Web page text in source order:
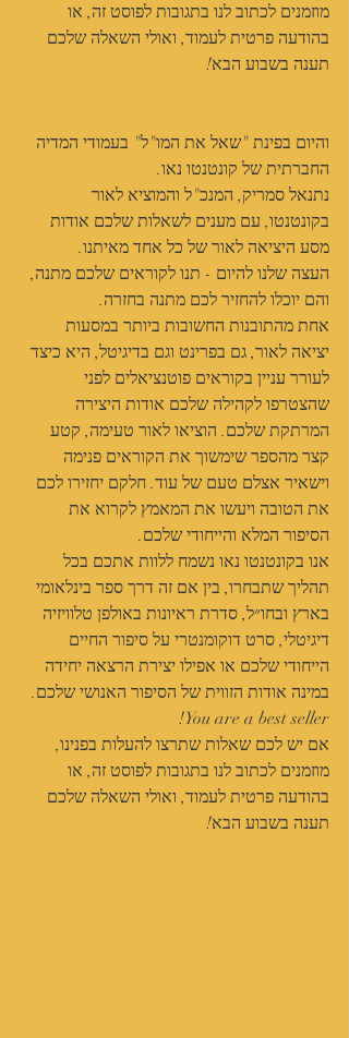
מוזמנים לכתוב לנו בתגובות לפוסט זה, או
בהודעה פרטית לעמוד, ואולי השאלה שלכם
תענה בשבוע הבא!
והיום בפינת "שאל את המו"ל" בעמודי המדיה
החברתית של קונטנטו נאו.
נתנאל סמריק, המנכ"ל והמוציא לאור
בקונטנטו, עם מענים לשאלות שלכם אודות
מסע היציאה לאור של כל אחד מאיתנו.
העצה שלנו להיום - תנו לקוראים שלכם מתנה,
והם יוכלו להחזיר לכם מתנה בחזרה.
אחת מהתובנות החשובות ביותר במסעות
יציאה לאור, גם בפרינט וגם בדיגיטל, היא כיצד
לעורר עניין בקוראים פוטנציאלים לפני
שהצטרפו לקהילה שלכם אודות היצירה
המרתקת שלכם. הוציאו לאור טעימה, קטע
קצר מהספר שימשוך את הקוראים פנימה
וישאיר אצלם טעם של עוד. חלקם יחזירו לכם
את הטובה ויעשו את המאמץ לקרוא את
הסיפור המלא והייחודי שלכם.
אנו בקונטנטו נאו נשמח ללוות אתכם בכל
תהליך שתבחרו, בין אם זה דרך ספר בינלאומי
בארץ ובחו״ל, סדרת ראיונות באולפן טלוויזיה
דיגיטלי, סרט דוקומנטרי על סיפור החיים
הייחודי שלכם או אפילו יצירת הרצאה יחידה
במינה אודות הזווית של הסיפור האנושי שלכם.
You are a best seller!
אם יש לכם שאלות שתרצו להעלות בפנינו,
מוזמנים לכתוב לנו בתגובות לפוסט זה, או
בהודעה פרטית לעמוד, ואולי השאלה שלכם
תענה בשבוע הבא!